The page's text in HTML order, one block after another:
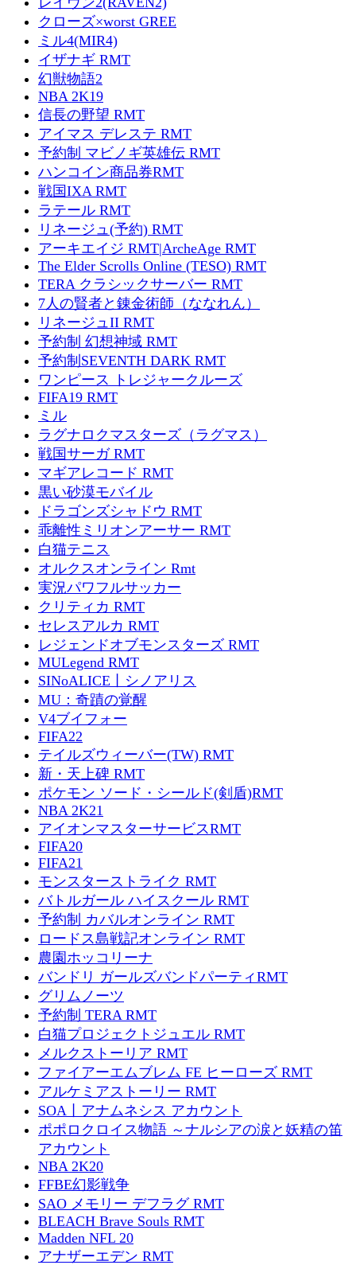
クローズ×worst GREE
ミル4(MIR4)
イザナギ RMT
幻獣物語2
NBA 2K19
信長の野望 RMT
アイマス デレステ RMT
予約制 マビノギ英雄伝 RMT
ハンコイン商品券RMT
戦国IXA RMT
ラテール RMT
リネージュ(予約) RMT
アーキエイジ RMT|ArcheAge RMT
The Elder Scrolls Online (TESO) RMT
TERA クラシックサーバー RMT
7人の賢者と錬金術師（ななれん）
リネージュII RMT
予約制 幻想神域 RMT
予約制SEVENTH DARK RMT
ワンピース トレジャークルーズ
FIFA19 RMT
ミル
ラグナロクマスターズ（ラグマス）
戦国サーガ RMT
マギアレコード RMT
黒い砂漠モバイル
ドラゴンズシャドウ RMT
乖離性ミリオンアーサー RMT
白猫テニス
オルクスオンライン Rmt
実況パワフルサッカー
クリティカ RMT
セレスアルカ RMT
レジェンドオブモンスターズ RMT
MULegend RMT
SINoALICE丨シノアリス
MU：奇蹟の覚醒
V4ブイフォー
FIFA22
テイルズウィーバー(TW) RMT
新・天上碑 RMT
ポケモン ソード・シールド(剣盾)RMT
NBA 2K21
アイオンマスターサービスRMT
FIFA20
FIFA21
モンスターストライク RMT
バトルガール ハイスクール RMT
予約制 カバルオンライン RMT
ロードス島戦記オンライン RMT
農園ホッコリーナ
バンドリ ガールズバンドパーティRMT
グリムノーツ
予約制 TERA RMT
白猫プロジェクトジュエル RMT
メルクストーリア RMT
ファイアーエムブレム FE ヒーローズ RMT
アルケミアストーリー RMT
SOA丨アナムネシス アカウント
ポポロクロイス物語 ～ナルシアの涙と妖精の笛
アカウント
NBA 2K20
FFBE幻影戦争
SAO メモリー デフラグ RMT
BLEACH Brave Souls RMT
Madden NFL 20
アナザーエデン RMT